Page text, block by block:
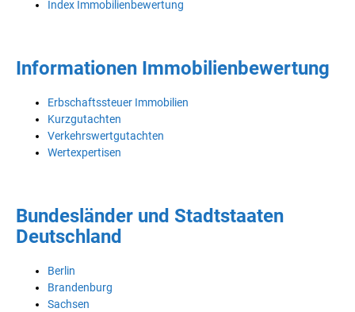
Index Immobilienbewertung
Informationen Immobilienbewertung
Erbschaftssteuer Immobilien
Kurzgutachten
Verkehrswertgutachten
Wertexpertisen
Bundesländer und Stadtstaaten
Deutschland
Berlin
Brandenburg
Sachsen